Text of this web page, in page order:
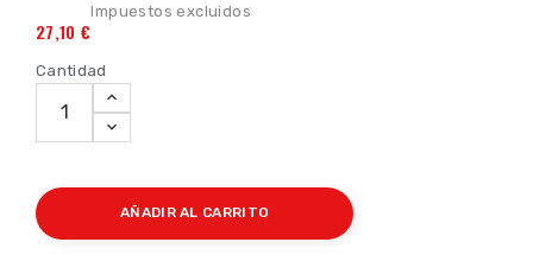
27,10 €
Impuestos excluidos
Cantidad
AÑADIR AL CARRITO